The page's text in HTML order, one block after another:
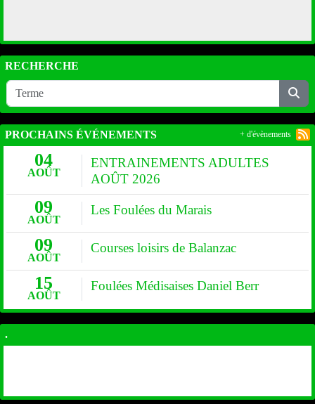
RECHERCHE
PROCHAINS ÉVÉNEMENTS
04
AOÛT
ENTRAINEMENTS ADULTES
AOÛT 2026
09
AOÛT
Les Foulées du Marais
09
AOÛT
Courses loisirs de Balanzac
15
AOÛT
Foulées Médisaises Daniel Berr
+ d'évènements
.